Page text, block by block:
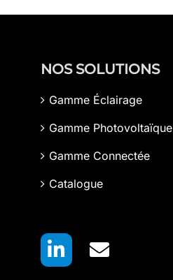
NOS SOLUTIONS
Gamme Éclairage
Gamme Photovoltaïque
Gamme Connectée
Catalogue